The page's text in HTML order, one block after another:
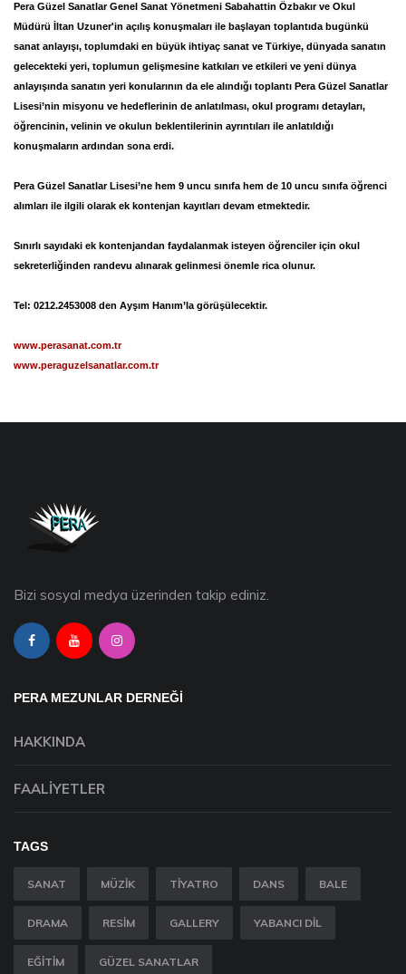
Pera Güzel Sanatlar Genel Sanat Yönetmeni Sabahattin Özbakır ve Okul
Müdürü İltan Uzuner'in açılış konuşmaları ile başlayan toplantıda bugünkü
sanat anlayışı, toplumdaki en büyük ihtiyaç sanat ve Türkiye, dünyada sanatın
gelecekteki yeri, toplumun gelişmesine katkıları ve etkileri ve yeni dünya
anlayışında sanatın yeri konularının da ele alındığı toplantı Pera Güzel Sanatlar
Lisesi’nin misyonu ve hedeflerinin de anlatılması, okul programı detayları,
öğrencinin, velinin ve okulun beklentilerinin ayrıntıları ile anlatıldığı
konuşmaların ardından sona erdi.
Pera Güzel Sanatlar Lisesi’ne hem 9 uncu sınıfa hem de 10 uncu sınıfa öğrenci
alımları ile ilgili olarak ek kontenjan kayıtları devam etmektedir.
Sınırlı sayıdaki ek kontenjandan faydalanmak isteyen öğrenciler için okul
sekreterliğinden randevu alınarak gelinmesi önemle rica olunur.
Tel: 0212.2453008 den Ayşım Hanım’la görüşülecektir.
www.perasanat.com.tr
www.peraguzelsanatlar.com.tr
Bizi sosyal medya üzerinden takip ediniz.
PERA MEZUNLAR DERNEĞİ
HAKKINDA
FAALIYETLER
TAGS
SANAT MÜZIK TIYATRO DANS BALE
DRAMA RESIM GALLERY YABANCI DIL
EĞITIM GÜZEL SANATLAR